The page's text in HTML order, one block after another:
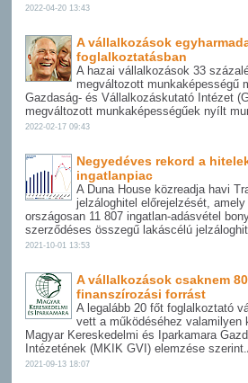
2022-04-20 13:43
A vállalkozások
foglalkoztatásban
A hazai vállalkozások 33
megváltozott munkaképességű
Gazdaság- és Vállalkozáskutató Intézet
megváltozott munkaképességűek nyílt
2022-02-17 09:43
Negyedéves rekord a
ingatlanpiac
A Duna House közreadja havi
jelzáloghitel előrejelzését,
országosan 11 807 ingatlan-adásvétel
szerződéses összegű lakáscélú
2021-10-01 13:53
A vállalkozások csaknem
finanszírozási forrást
A legalább 20 főt foglalkoztató
vett a működéséhez
Magyar Kereskedelmi és Iparkamara
Intézetének (MKIK GVI) elemzése
2021-09-13 18:07